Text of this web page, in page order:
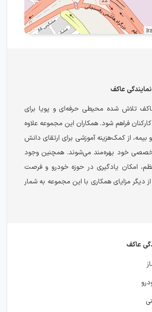
عاکف
تلاش شده محیطی حرفه‌ای و پویا برای
فراهم شود. همکاران این مجموعه علاوه
از کمک‌هزینه آموزشی برای ارتقای دانش
خود بهره‌مند می‌شوند. همچنین وجود
امکان یادگیری در حوزه خودرو و فرصت
دیگر مزایای همکاری با این مجموعه به شمار
عاکف